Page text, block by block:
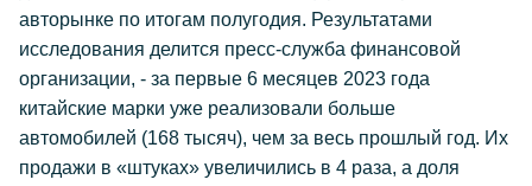
авторынке по итогам полугодия. Результатами
исследования делится пресс-служба финансовой
организации, - за первые 6 месяцев 2023 года
китайские марки уже реализовали больше
автомобилей (168 тысяч), чем за весь прошлый год. Их
продажи в «штуках» увеличились в 4 раза, а доля